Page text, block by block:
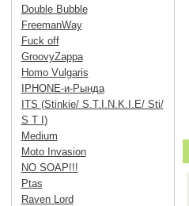
Double Bubble
FreemanWay
Fuck off
GroovyZappa
Homo Vulgaris
IPHONE-и-Рында
ITS (Stinkie/ S.T.I.N.K.I.E/ Sti/
S T I)
Medium
Moto Invasion
NO SOAP!!!
Ptas
Raven Lord